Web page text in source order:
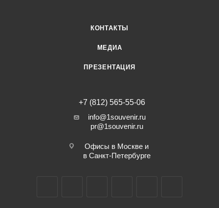
КОНТАКТЫ
МЕДИА
ПРЕЗЕНТАЦИЯ
+7 (812) 565-55-06
info@1souvenir.ru
pr@1souvenir.ru
Офисы в Москве и
в Санкт-Петербурге